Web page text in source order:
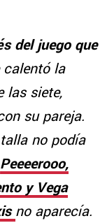
del juego que
calentó la
las siete,
su pareja.
no podía
Peeeerooo,
y Vega
no aparecía.